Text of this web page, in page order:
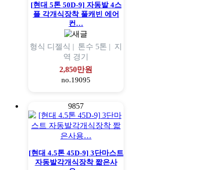
[현대 5톤 50D-9] 자동발 4스
플 각개식장착 풀캐빈 에어
컨…
형식 디젤식 | 톤수 5톤 | 지
역 경기
2,850만원
no.19095
9857
[현대 4.5톤 45D-9] 3단마스트
자동발각개식장착 짧은사